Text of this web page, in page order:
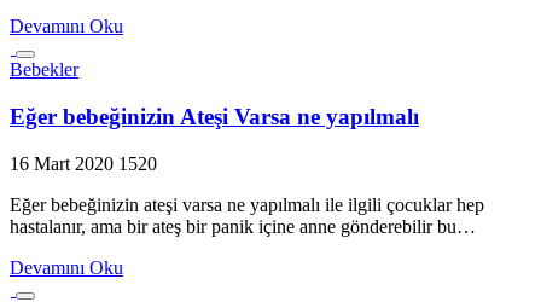
Devamını Oku
Bebekler
Eğer bebeğinizin Ateşi Varsa ne yapılmalı
16 Mart 2020 1520
Eğer bebeğinizin ateşi varsa ne yapılmalı ile ilgili çocuklar hep
hastalanır, ama bir ateş bir panik içine anne gönderebilir bu…
Devamını Oku